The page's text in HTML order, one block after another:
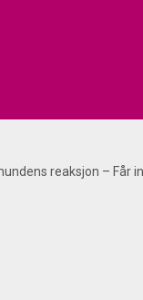
reaksjon – Får